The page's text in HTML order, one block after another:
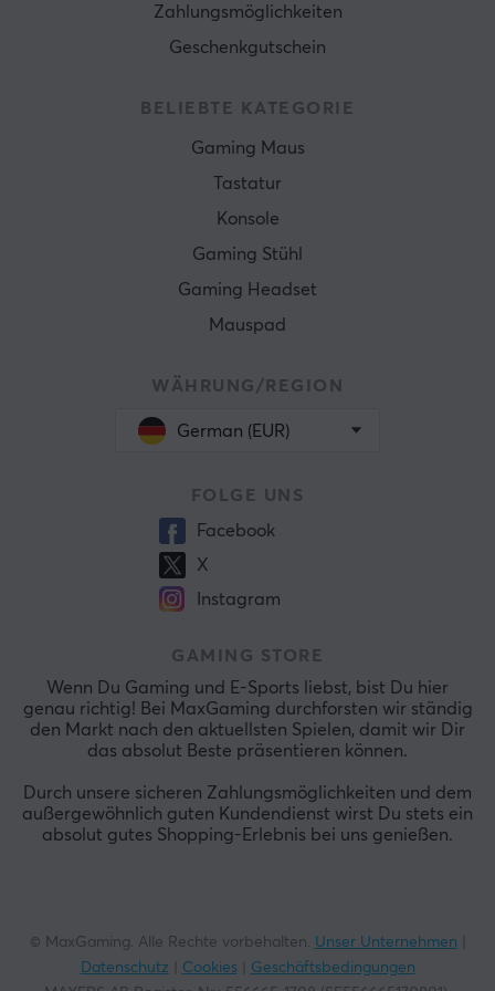
Zahlungsmöglichkeiten
Geschenkgutschein
BELIEBTE KATEGORIE
Gaming Maus
Tastatur
Konsole
Gaming Stühl
Gaming Headset
Mauspad
WÄHRUNG/REGION
German (EUR)
FOLGE UNS
Facebook
X
Instagram
GAMING STORE
Wenn Du Gaming und E-Sports liebst, bist Du hier
genau richtig! Bei MaxGaming durchforsten wir ständig
den Markt nach den aktuellsten Spielen, damit wir Dir
das absolut Beste präsentieren können.
Durch unsere sicheren Zahlungsmöglichkeiten und dem
außergewöhnlich guten Kundendienst wirst Du stets ein
absolut gutes Shopping-Erlebnis bei uns genießen.
© MaxGaming. Alle Rechte vorbehalten. Unser Unternehmen
Datenschutz
Cookies|
Geschäftsbedingungen